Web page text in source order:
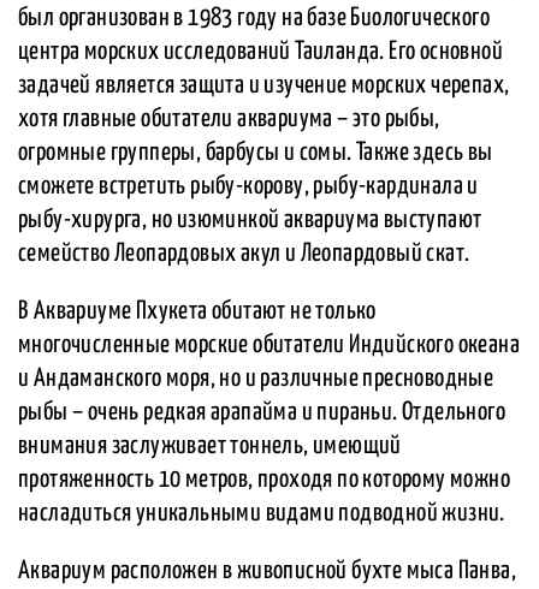
был организован в 1983 году на базе Биологического
центра морских исследований Таиланда. Его основной
задачей является защита и изучение морских черепах,
хотя главные обитатели аквариума – это рыбы,
огромные групперы, барбусы и сомы. Также здесь вы
сможете встретить рыбу-корову, рыбу-кардинала и
рыбу-хирурга, но изюминкой аквариума выступают
семейство Леопардовых акул и Леопардовый скат.
В Аквариуме Пхукета обитают не только
многочисленные морские обитатели Индийского океана
и Андаманского моря, но и различные пресноводные
рыбы – очень редкая арапайма и пираньи. Отдельного
внимания заслуживает тоннель, имеющий
протяженность 10 метров, проходя по которому можно
насладиться уникальными видами подводной жизни.
Аквариум расположен в живописной бухте мыса Панва,